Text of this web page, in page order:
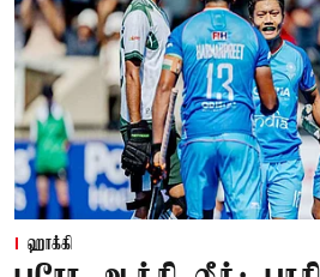
ஹாக்கி